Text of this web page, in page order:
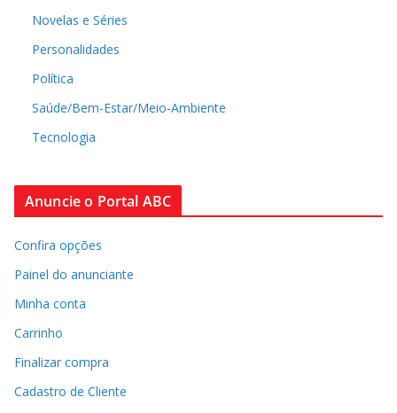
Novelas e Séries
Personalidades
Política
Saúde/Bem-Estar/Meio-Ambiente
Tecnologia
Anuncie o Portal ABC
Confira opções
Painel do anunciante
Minha conta
Carrinho
Finalizar compra
Cadastro de Cliente